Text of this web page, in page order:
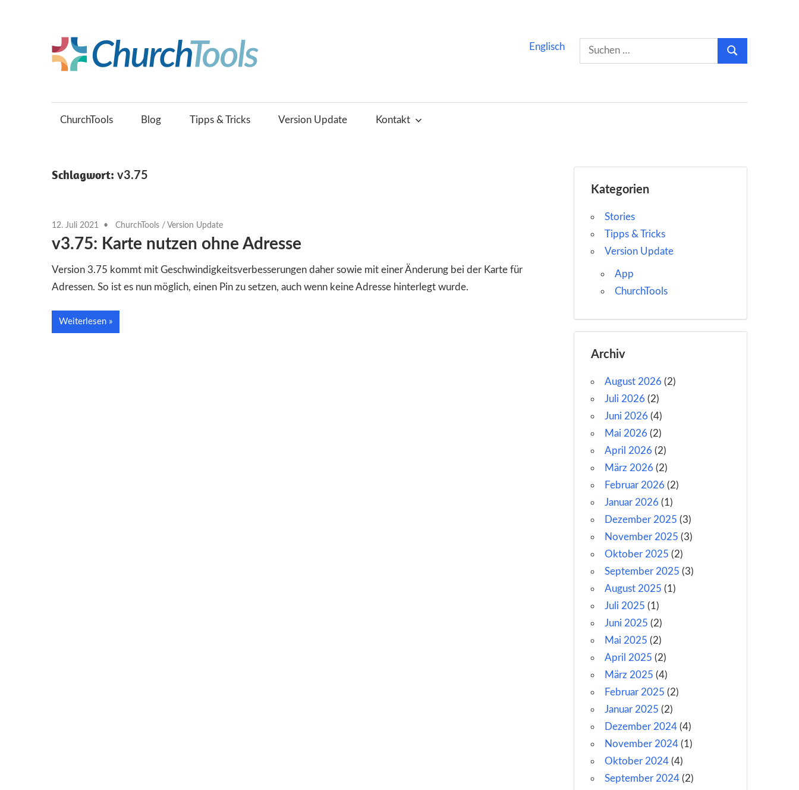
springen
(Deutsch)
Suchen
nach:
Suchen
Englisch
ChurchTools Blog Tipps & Tricks Version Update Kontakt
Schlagwort: v3.75
12. Juli 2021 ChurchTools / Version Update
v3.75: Karte nutzen ohne Adresse
Version 3.75 kommt mit Geschwindigkeitsverbesserungen daher sowie mit einer Änderung bei der Karte für
Adressen. So ist es nun möglich, einen Pin zu setzen, auch wenn keine Adresse hinterlegt wurde.
Weiterlesen
Kategorien
Stories
Tipps & Tricks
Version Update
App
ChurchTools
Archiv
August 2026 (2)
Juli 2026 (2)
Juni 2026 (4)
Mai 2026 (2)
April 2026 (2)
März 2026 (2)
Februar 2026 (2)
Januar 2026 (1)
Dezember 2025 (3)
November 2025 (3)
Oktober 2025 (2)
September 2025 (3)
August 2025 (1)
Juli 2025 (1)
Juni 2025 (2)
Mai 2025 (2)
April 2025 (2)
März 2025 (4)
Februar 2025 (2)
Januar 2025 (2)
Dezember 2024(4)
November 2024(1)
Oktober 2024(4)
September 2024(2)